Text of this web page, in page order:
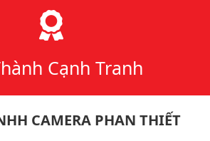
Cạnh Tranh
CAMERA PHAN THIẾT